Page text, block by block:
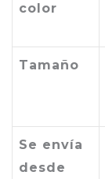
color
Tamaño
Se envía
desde